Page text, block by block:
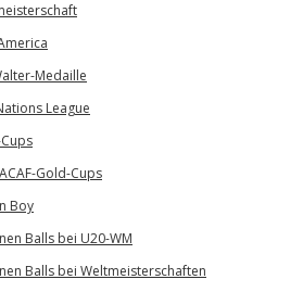
Medaille
League
Gold-Cups
Boy
Balls bei U20-WM
Balls bei Weltmeisterschaften